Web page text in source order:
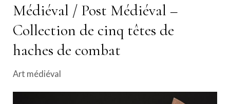
Médiéval / Post Médiéval –
Collection de cinq têtes de
haches de combat
Art médiéval